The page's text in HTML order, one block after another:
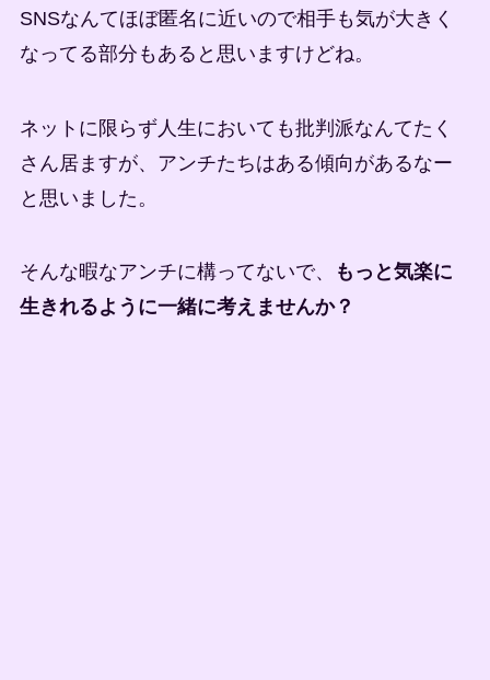
SNSなんてほぼ匿名に近いので相手も気が大きく
なってる部分もあると思いますけどね。
ネットに限らず人生においても批判派なんてたく
さん居ますが、アンチたちはある傾向があるなー
と思いました。
そんな暇なアンチに構ってないで、
もっと気楽に
生きれるように一緒に考えませんか？